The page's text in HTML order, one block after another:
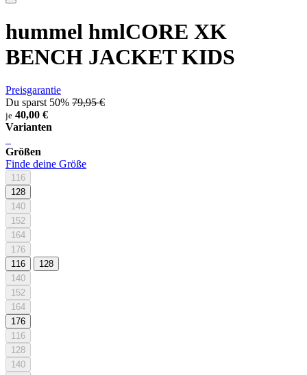
hummel hmlCORE XK
BENCH JACKET KIDS
Preisgarantie
Du sparst 50% 79,95 €
je 40,00 €
Varianten
Größen
Finde deine Größe
116
128
140
152
164
176
116
128
140
152
164
176
116
128
140